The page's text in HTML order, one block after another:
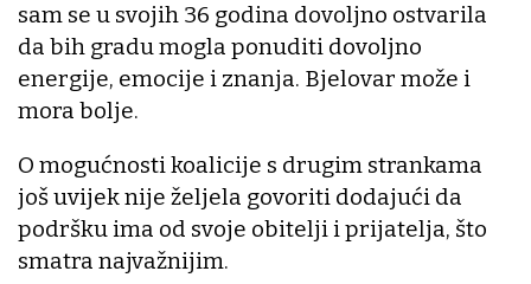
sam se u svojih 36 godina dovoljno ostvarila
da bih gradu mogla ponuditi dovoljno
energije, emocije i znanja. Bjelovar može i
mora bolje.
O mogućnosti koalicije s drugim strankama
još uvijek nije željela govoriti dodajući da
podršku ima od svoje obitelji i prijatelja, što
smatra najvažnijim.